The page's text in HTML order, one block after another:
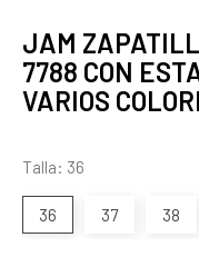
JAM
7788 CON
VARIOS
Talla: 36
36 37 38